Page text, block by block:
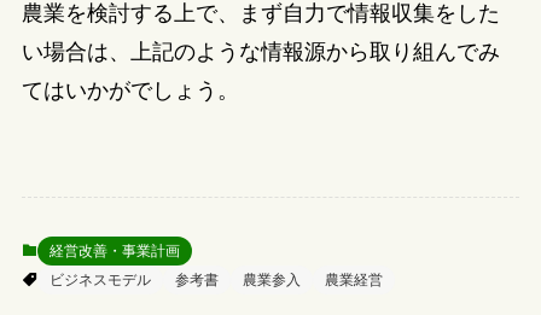
農業を検討する上で、まず自力で情報収集をした
い場合は、上記のような情報源から取り組んでみ
てはいかがでしょう。
経営改善・事業計画
ビジネスモデル
参考書 農業参入 農業経営